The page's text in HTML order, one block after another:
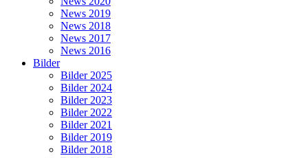
News 2019
News 2018
News 2017
News 2016
Bilder
Bilder 2025
Bilder 2024
Bilder 2023
Bilder 2022
Bilder 2021
Bilder 2019
Bilder 2018